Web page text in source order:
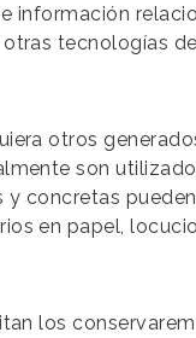
información
tecnologías
otros
son
concretas
en papel,
los